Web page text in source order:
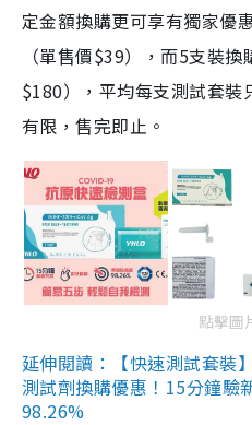
定金額換購更可享有獨家優
（單售價$39），而5支裝
$180），平均每支測試套裝
有限，售完即止。
點擊圖
延伸閱讀：【快速測試套裝
測試劑換購優惠！15分鐘驗
98.26%